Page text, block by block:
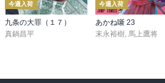
今週入荷
九条の大罪（１７）
真鍋昌平
今週入荷
あかね噺 23
末永裕樹, 馬上鷹将